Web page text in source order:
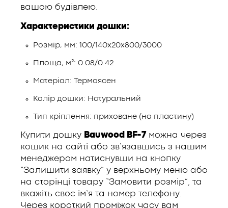
вашою будівлею.
Характеристики дошки:
Розмір, мм: 100/140х20х800/3000
Площа, м²: 0.08/0.42
Матеріал: Термоясен
Колір дошки: Натуральний
Тип кріплення: приховане (на пластину)
Купити дошку Bauwood BF-7 можна через
кошик на сайті або зв’язавшись з нашим
менеджером натиснувши на кнопку
“Залишити заявку” у верхньому меню або
на сторінці товару “Замовити розмір”, та
вкажіть своє ім’я та номер телефону.
Через короткий проміжок часу вам